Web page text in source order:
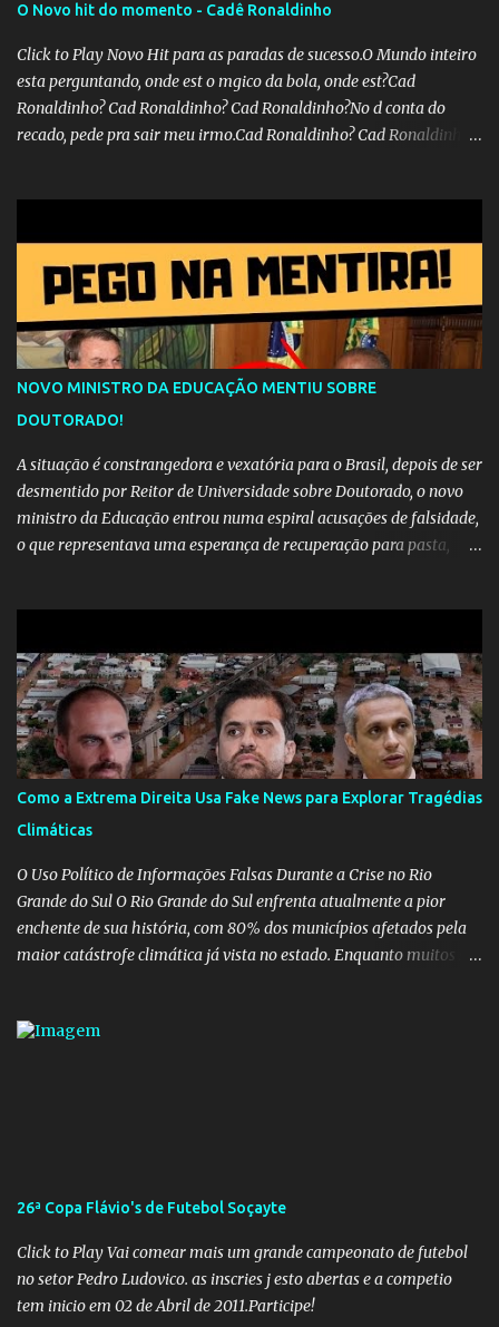
O Novo hit do momento - Cadê Ronaldinho
Click to Play Novo Hit para as paradas de sucesso.O Mundo inteiro
esta perguntando, onde est o mgico da bola, onde est?Cad
Ronaldinho? Cad Ronaldinho? Cad Ronaldinho?No d conta do
recado, pede pra sair meu irmo.Cad Ronaldinho? Cad Ronaldinho?
NOVO MINISTRO DA EDUCAÇÃO MENTIU SOBRE
DOUTORADO!
A situação é constrangedora e vexatória para o Brasil, depois de ser
desmentido por Reitor de Universidade sobre Doutorado, o novo
ministro da Educação entrou numa espiral acusações de falsidade,
o que representava uma esperança de recuperação para pasta,
meio vai ter o seu terceiro ministro no comando, depois da
insensatez de Vélez e as loucuras ideológicas de Weintraub, parecia
que a ala influenciada por Olavo de Carvalho tinha perdido força
na gestão... Mas as mentiras de Carlos Alberto Decotelli podem
trazer mais problemas do que soluções a Educação brasileira,
afinal de contas como acreditar em algo proposto pelo novo
ministro sem imaginar que ele só esta querendo auferir vantagens
pessoais em uma pasta de tamanha envergadura e influência na
vida dos brasileiros. Evelin Azevedo escreveu brilhantemen...
Como a Extrema Direita Usa Fake News para Explorar Tragédias
Climáticas
O Uso Político de Informações Falsas Durante a Crise no Rio
Grande do Sul O Rio Grande do Sul enfrenta atualmente a pior
enchente de sua história, com 80% dos municípios afetados pela
maior catástrofe climática já vista no estado. Enquanto muitos se
voluntários e das forças governamentais, impactando diretamente
desinformações, chegando ao ponto de o governo federal pedir
uma investigação para identificar os autores dessas notícias falsas.
O Negacionismo Climático da Extrema Direita Essa disseminação
de fake news não é uma surpresa, pois faz parte de um padrão...
26ª Copa Flávio's de Futebol Soçayte
Click to Play Vai comear mais um grande campeonato de futebol
no setor Pedro Ludovico. as inscries j esto abertas e a competio
tem inicio em 02 de Abril de 2011.Participe!